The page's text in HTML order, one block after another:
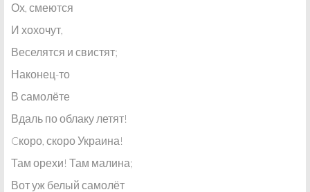
Ох, смеются
И хохочут,
Веселятся и свистят;
Наконец-то
В самолёте
Вдаль по облаку летят!
Cкоро, скоро Украина!
Там орехи! Там малина;
Вот уж белый самолёт